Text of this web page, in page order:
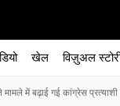
खेल विज़ुअल
में बढ़ाई गई कांग्रेस प्रत्याशी